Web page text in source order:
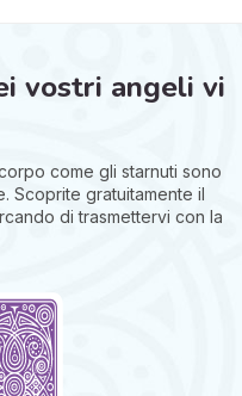
vostri angeli vi
come gli starnuti sono
Scoprite gratuitamente il
di trasmettervi con la